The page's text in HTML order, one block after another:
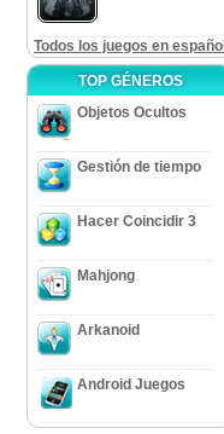
Todos los juegos en español
TOP GÉNEROS
Objetos Ocultos
Gestión de tiempo
Hacer Coincidir 3
Mahjong
Arkanoid
Android Juegos